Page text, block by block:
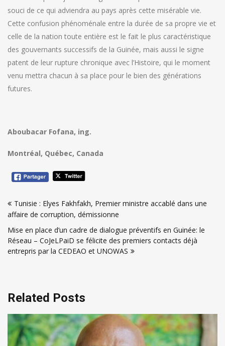
souci de ce qui adviendra au pays après cette misérable vie.
Cette confusion phénoménale entre la durée de sa propre vie et
celle de la nation toute entière est le fait le plus caractéristique
des gouvernants successifs de la Guinée, mais aussi le signe
patent de leur rupture chronique avec l’Histoire, qui le moment
venu mettra chacun à sa place pour le bien des générations
futures.
Aboubacar Fofana, ing.
Montréal, Québec, Canada
de
l’article
Tunisie : Elyes Fakhfakh, Premier ministre accablé dans une
affaire de corruption, démissionne
Mise en place d’un cadre de dialogue préventifs en Guinée: le
Réseau – CoJeLPaiD se félicite des premiers contacts déjà
entrepris par la CEDEAO et UNOWAS
Related Posts